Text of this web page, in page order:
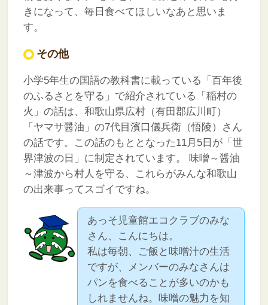
きになって、毎日食べてほしいなあと思いま
す。
その他
小学5年生の国語の教科書に載っている「百年後
のふるさとを守る」で紹介されている「稲村の
火」の話は、和歌山県広村（有田郡広川町）
「ヤマサ醤油」の7代目濱口儀兵衛（悟陵）さん
の話です。この話のもととなった11月5日が「世
界津波の日」に制定されています。
味噌～醤油
～津波から村人を守る、これらがみんな和歌山
の出来事ってスゴイですね。
あっそ児童館エコクラブのみな
さん、こんにちは。
私は毎朝、ご飯と味噌汁の生活
ですが、メンバーのみなさんは
パンを食べることが多いのかも
しれませんね。味噌の魅力を知